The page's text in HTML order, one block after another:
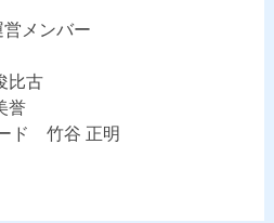
営メンバー
比古
誉
ド 竹谷 正明